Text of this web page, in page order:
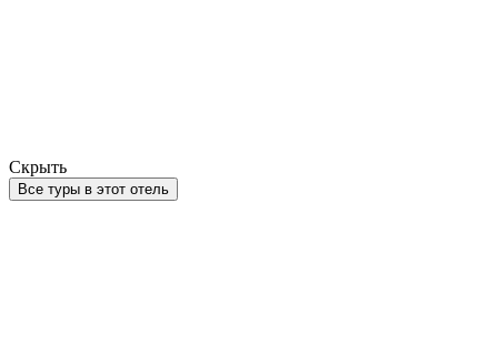
Скрыть
Все туры в этот отель